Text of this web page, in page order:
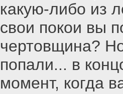
какую-либо из
свои покои вы
чертовщина?
попали... в
момент, когда